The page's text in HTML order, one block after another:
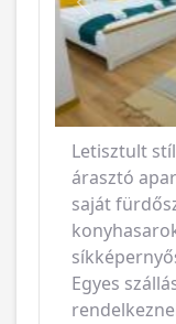
Vissza
Letisztult
árasztó
saját
Egyes